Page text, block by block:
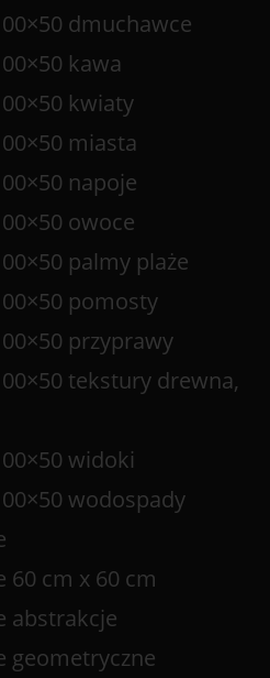
dmuchawce
kawa
kwiaty
miasta
napoje
owoce
palmy plaże
pomosty
przyprawy
tekstury drewna,
widoki
wodospady
60 cm x 60 cm
abstrakcje
geometryczne